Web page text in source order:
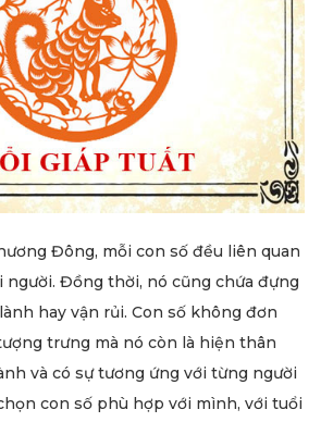
Đông, mỗi con số đều liên quan
người. Đồng thời, nó cũng chứa đựng
hay vận rủi. Con số không đơn
trưng mà nó còn là hiện thân
và có sự tương ứng với từng người
con số phù hợp với mình, với tuổi